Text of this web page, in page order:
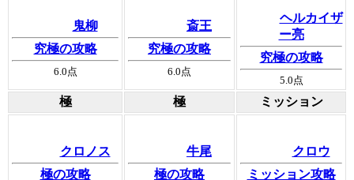
鬼柳
究極の攻略
6.0点
斎王
究極の攻略
6.0点
ヘルカイザ
ー亮
究極の攻略
5.0点
極 極 ミッション
クロノス
極の攻略
牛尾
極の攻略
クロウ
ミッション攻略